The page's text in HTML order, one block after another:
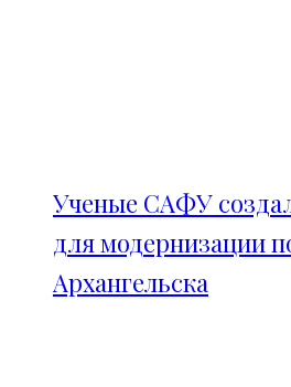
Ученые САФУ
для модернизации
Архангельска